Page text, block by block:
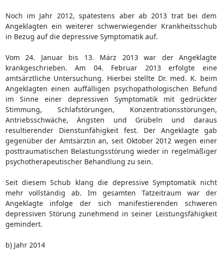
Noch im Jahr 2012, spätestens aber ab 2013 trat bei dem
Angeklagten ein weiterer schwerwiegender Krankheitsschub
in Bezug auf die depressive Symptomatik auf.
Vom 24. Januar bis 13. März 2013 war der Angeklagte
krankgeschrieben. Am 04. Februar 2013 erfolgte eine
amtsärztliche Untersuchung. Hierbei stellte Dr. med. K. beim
Angeklagten einen auffälligen psychopathologischen Befund
im Sinne einer depressiven Symptomatik mit gedrückter
Stimmung, Schlafstörungen, Konzentrationsstörungen,
Antriebsschwäche, Ängsten und Grübeln und daraus
resultierender Dienstunfähigkeit fest. Der Angeklagte gab
gegenüber der Amtsärztin an, seit Oktober 2012 wegen einer
posttraumatischen Belastungsstörung wieder in regelmäßiger
psychotherapeutischer Behandlung zu sein.
Seit diesem Schub klang die depressive Symptomatik nicht
mehr vollständig ab. Im gesamten Tatzeitraum war der
Angeklagte infolge der sich manifestierenden schweren
depressiven Störung zunehmend in seiner Leistungsfähigkeit
gemindert.
b) Jahr 2014